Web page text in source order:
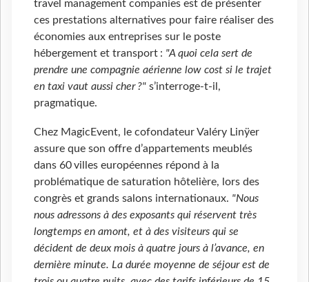
travel management companies est de présenter
ces prestations alternatives pour faire réaliser des
économies aux entreprises sur le poste
hébergement et transport : "A quoi cela sert de
prendre une compagnie aérienne low cost si le trajet
en taxi vaut aussi cher ?" s’interroge-t-il,
pragmatique.
Chez MagicEvent, le cofondateur Valéry Linÿer
assure que son offre d’appartements meublés
dans 60 villes européennes répond à la
problématique de saturation hôtelière, lors des
congrès et grands salons internationaux. "Nous
nous adressons à des exposants qui réservent très
longtemps en amont, et à des visiteurs qui se
décident de deux mois à quatre jours à l’avance, en
dernière minute. La durée moyenne de séjour est de